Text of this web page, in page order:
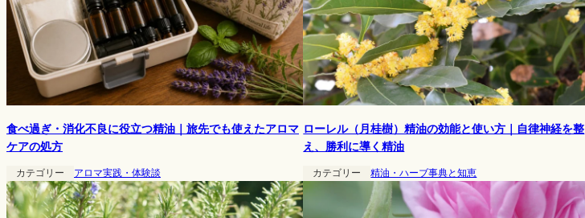
食べ過ぎ・消化不良に役立つ精油｜旅先でも使えたアロマ
ケアの処方
カテゴリー アロマ実践・体験談
ローレル（月桂樹）精油の効能と使い方｜自律神経を整
え、勝利に導く精油
カテゴリー 精油・ハーブ事典と知恵